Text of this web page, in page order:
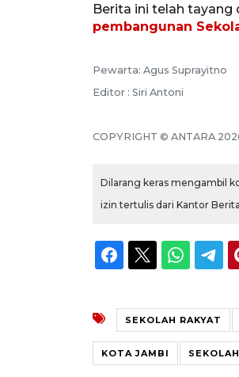
Berita ini telah tayang
pembangunan
Pewarta: Agus Suprayitno
Editor : Siri Antoni
COPYRIGHT © ANTARA
Dilarang keras mengambil
izin tertulis dari Kantor
SEKOLAH RAKYAT
KOTA JAMBI